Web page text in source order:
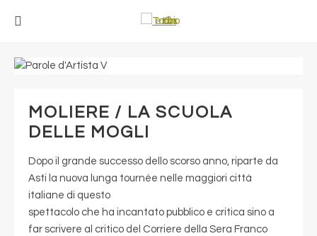
MOLIERE / LA SCUOLA
DELLE MOGLI
Dopo il grande successo dello scorso anno, riparte da
Asti la nuova lunga tournèe nelle maggiori città
italiane di questo
spettacolo che ha incantato pubblico e critica sino a
far scrivere al critico del Corriere della Sera Franco